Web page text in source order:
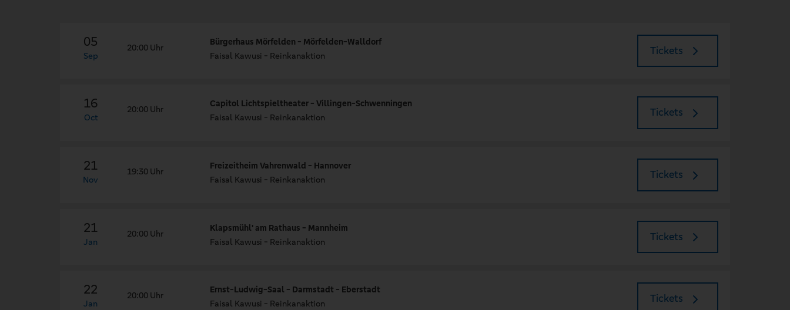
05
Sep
20:00 Uhr
Bürgerhaus Mörfelden - Mörfelden-Walldorf
Faisal Kawusi - Reinkanaktion
Tickets
16
Oct
20:00 Uhr
Capitol Lichtspieltheater - Villingen-Schwenningen
Faisal Kawusi - Reinkanaktion
Tickets
21
Nov
19:30 Uhr
Freizeitheim Vahrenwald - Hannover
Faisal Kawusi - Reinkanaktion
Tickets
21
Jan
20:00 Uhr
Klapsmühl' am Rathaus - Mannheim
Faisal Kawusi - Reinkanaktion
Tickets
22
Jan
20:00 Uhr
Ernst-Ludwig-Saal - Darmstadt - Eberstadt
Faisal Kawusi - Reinkanaktion
Tickets